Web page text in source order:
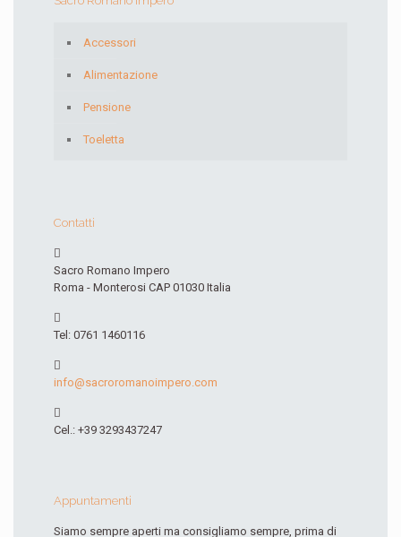
Accessori
Alimentazione
Pensione
Toeletta
Contatti
Sacro Romano Impero
Roma - Monterosi CAP 01030 Italia
Tel: 0761 1460116
info@sacroromanoimpero.com
Cel.: +39 3293437247
Appuntamenti
Siamo sempre aperti ma consigliamo sempre, prima di